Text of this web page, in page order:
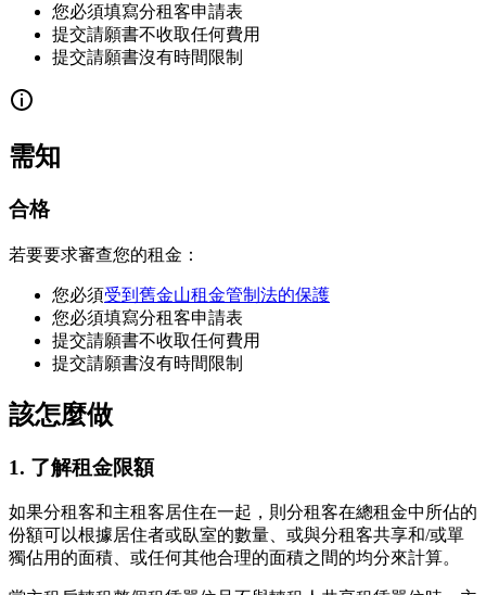
您必須填寫分租客申請表
提交請願書不收取任何費用
提交請願書沒有時間限制
需知
合格
若要要求審查您的租金：
您必須受到舊金山租金管制法的保護
您必須填寫分租客申請表
提交請願書不收取任何費用
提交請願書沒有時間限制
該怎麼做
1. 了解租金限額
如果分租客和主租客居住在一起，則分租客在總租金中所佔的
份額可以根據居住者或臥室的數量、或與分租客共享和/或單
獨佔用的面積、或任何其他合理的面積之間的均分來計算。